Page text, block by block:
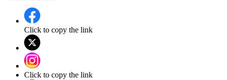
Click to copy the link
Click to copy the link